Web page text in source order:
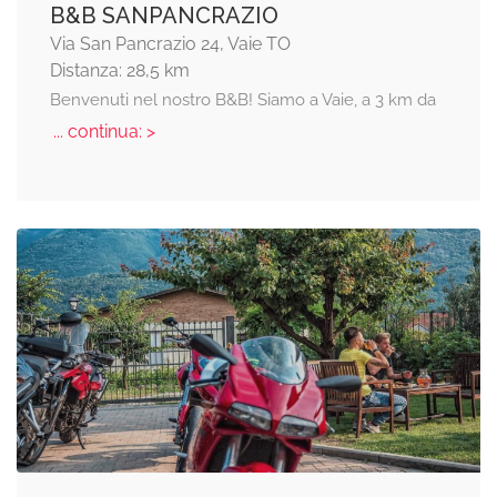
B&B SANPANCRAZIO
Via San Pancrazio 24, Vaie TO
Distanza: 28,5 km
Benvenuti nel nostro B&B! Siamo a Vaie, a 3 km da
... continua: >